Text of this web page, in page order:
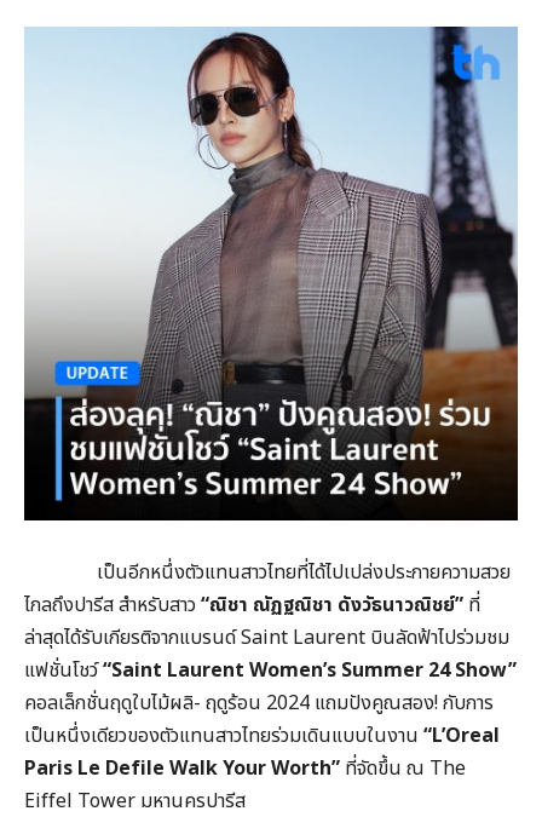
เป็นอีกหนึ่งตัวแทนสาวไทยที่ได้ไปเปล่งประกายความสวย
ไกลถึงปารีส สำหรับสาว “ณิชา ณัฏฐณิชา ดังวัธนาวณิชย์” ที่
ล่าสุดได้รับเกียรติจากแบรนด์ Saint Laurent บินลัดฟ้าไปร่วมชม
แฟชั่นโชว์“Saint Laurent Women’s Summer 24 Show”
คอลเล็กชั่นฤดูใบไม้ผลิ- ฤดูร้อน 2024 แถมปังคูณสอง! กับการ
เป็นหนึ่งเดียวของตัวแทนสาวไทยร่วมเดินแบบในงาน “L’Oreal
Paris Le Defile Walk Your Worth” ที่จัดขึ้น ณ The
Eiffel Tower มหานครปารีส